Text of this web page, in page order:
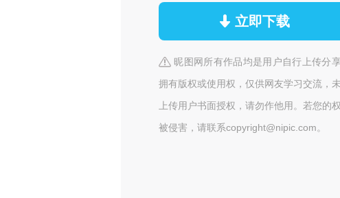
立即下载
昵图网所有作品均是用户自行上传分
拥有版权或使用权，仅供网友学习交流，
上传用户书面授权，请勿作他用。若您的
被侵害，请联系copyright@nipic.com。